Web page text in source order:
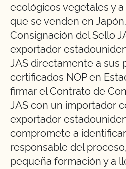
ecológicos vegetales y
que se venden en
Consignación del Sello
exportador
JAS directamente a sus
certificados NOP en
firmar el Contrato de
JAS con un importador
exportador
compromete a
responsable del
pequeña formación y a